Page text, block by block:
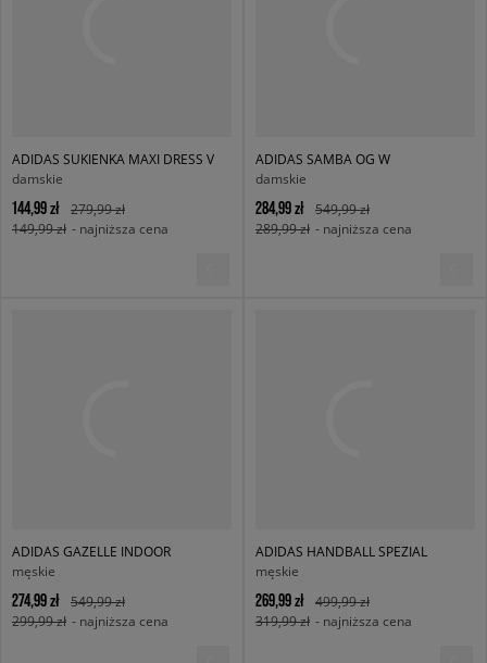
ADIDAS SUKIENKA MAXI DRESS V
damskie
144,99 zł
279,99 zł
149,99 zł - najniższa cena
ADIDAS SAMBA OG W
damskie
284,99 zł
549,99 zł
289,99 zł - najniższa cena
ADIDAS GAZELLE INDOOR
męskie
274,99 zł
549,99 zł
299,99 zł - najniższa cena
ADIDAS HANDBALL SPEZIAL
męskie
269,99 zł
499,99 zł
319,99 zł - najniższa cena